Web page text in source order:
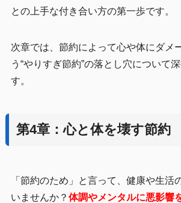
との上手な付き合い方の第一歩です。
次章では、節約によって心や体にダメ
う“やりすぎ節約”の落とし穴について
す。
第4章：心と体を壊す節約
「節約のため」と言って、健康や生活
いませんか？ 体調やメンタルに悪影響